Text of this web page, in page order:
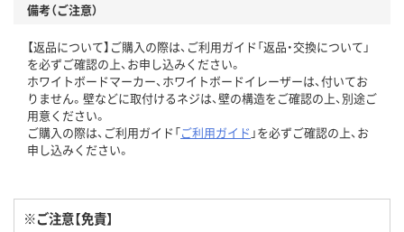
備考（ご注意）
【返品について】ご購入の際は、ご利用ガイド「返品・交換について」
を必ずご確認の上、お申し込みください。
ホワイトボードマーカー、ホワイトボードイレーザーは、付いてお
りません。壁などに取付けるネジは、壁の構造をご確認の上、別途ご
用意ください。
ご購入の際は、ご利用ガイド「ご利用ガイド 」を必ずご確認の上、お
申し込みください。
※ご注意【免責】